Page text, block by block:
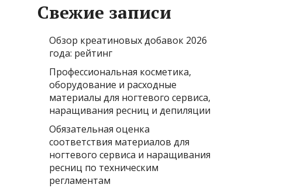
Свежие записи
Обзор креатиновых добавок 2026
года: рейтинг
Профессиональная косметика,
оборудование и расходные
материалы для ногтевого сервиса,
наращивания ресниц и депиляции
Обязательная оценка
соответствия материалов для
ногтевого сервиса и наращивания
ресниц по техническим
регламентам